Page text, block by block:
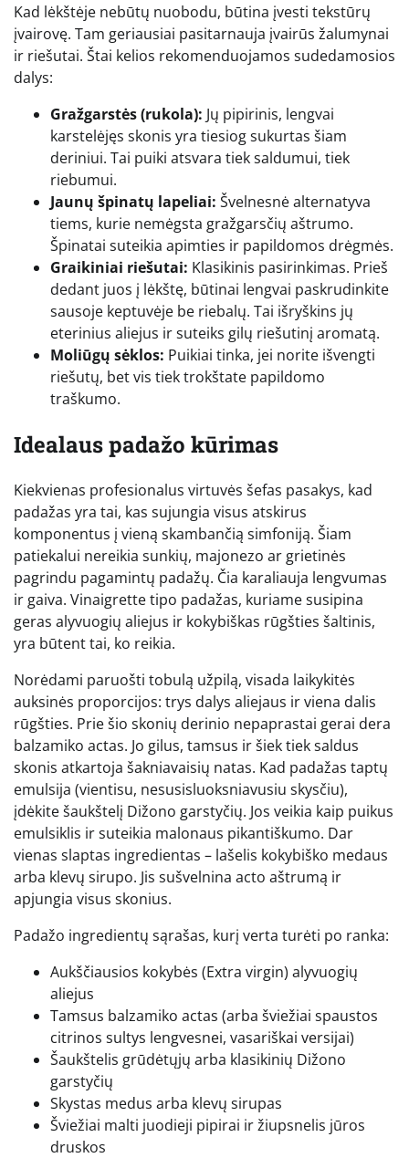
Kad lėkštėje nebūtų nuobodu, būtina įvesti tekstūrų
įvairovę. Tam geriausiai pasitarnauja įvairūs žalumynai
ir riešutai. Štai kelios rekomenduojamos sudedamosios
dalys:
Gražgarstės (rukola): Jų pipirinis, lengvai
karstelėjęs skonis yra tiesiog sukurtas šiam
deriniui. Tai puiki atsvara tiek saldumui, tiek
riebumui.
Jaunų špinatų lapeliai: Švelnesnė alternatyva
tiems, kurie nemėgsta gražgarsčių aštrumo.
Špinatai suteikia apimties ir papildomos drėgmės.
Graikiniai riešutai: Klasikinis pasirinkimas. Prieš
dedant juos į lėkštę, būtinai lengvai paskrudinkite
sausoje keptuvėje be riebalų. Tai išryškins jų
eterinius aliejus ir suteiks gilų riešutinį aromatą.
Moliūgų sėklos: Puikiai tinka, jei norite išvengti
riešutų, bet vis tiek trokštate papildomo
traškumo.
Idealaus padažo kūrimas
Kiekvienas profesionalus virtuvės šefas pasakys, kad
padažas yra tai, kas sujungia visus atskirus
komponentus į vieną skambančią simfoniją. Šiam
patiekalui nereikia sunkių, majonezo ar grietinės
pagrindu pagamintų padažų. Čia karaliauja lengvumas
ir gaiva. Vinaigrette tipo padažas, kuriame susipina
geras alyvuogių aliejus ir kokybiškas rūgšties šaltinis,
yra būtent tai, ko reikia.
Norėdami paruošti tobulą užpilą, visada laikykitės
auksinės proporcijos: trys dalys aliejaus ir viena dalis
rūgšties. Prie šio skonių derinio nepaprastai gerai dera
balzamiko actas. Jo gilus, tamsus ir šiek tiek saldus
skonis atkartoja šakniavaisių natas. Kad padažas taptų
emulsija (vientisu, nesusisluoksniavusiu skysčiu),
įdėkite šaukštelį Dižono garstyčių. Jos veikia kaip puikus
emulsiklis ir suteikia malonaus pikantiškumo. Dar
vienas slaptas ingredientas – lašelis kokybiško medaus
arba klevų sirupo. Jis sušvelnina acto aštrumą ir
apjungia visus skonius.
Padažo ingredientų sąrašas, kurį verta turėti po ranka:
Aukščiausios kokybės (Extra virgin) alyvuogių
aliejus
Tamsus balzamiko actas (arba šviežiai spaustos
citrinos sultys lengvesnei, vasariškai versijai)
Šaukštelis grūdėtųjų arba klasikinių Dižono
garstyčių
Skystas medus arba klevų sirupas
Šviežiai malti juodieji pipirai ir žiupsnelis jūros
druskos